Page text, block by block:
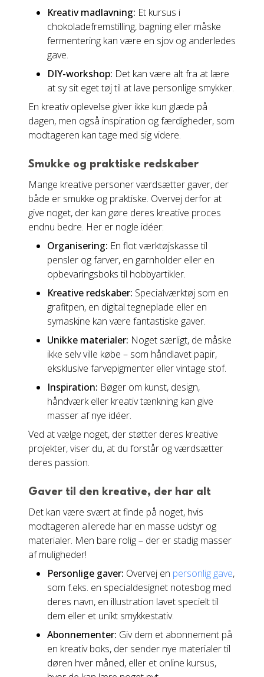
Kreativ madlavning: Et kursus i
chokoladefremstilling, bagning eller måske
fermentering kan være en sjov og anderledes
gave.
DIY-workshop: Det kan være alt fra at lære
at sy sit eget tøj til at lave personlige smykker.
En kreativ oplevelse giver ikke kun glæde på
dagen, men også inspiration og færdigheder, som
modtageren kan tage med sig videre.
Smukke og praktiske redskaber
Mange kreative personer værdsætter gaver, der
både er smukke og praktiske. Overvej derfor at
give noget, der kan gøre deres kreative proces
endnu bedre. Her er nogle idéer:
Organisering: En flot værktøjskasse til
pensler og farver, en garnholder eller en
opbevaringsboks til hobbyartikler.
Kreative redskaber: Specialværktøj som en
grafitpen, en digital tegneplade eller en
symaskine kan være fantastiske gaver.
Unikke materialer: Noget særligt, de måske
ikke selv ville købe – som håndlavet papir,
eksklusive farvepigmenter eller vintage stof.
Inspiration: Bøger om kunst, design,
håndværk eller kreativ tænkning kan give
masser af nye idéer.
Ved at vælge noget, der støtter deres kreative
projekter, viser du, at du forstår og værdsætter
deres passion.
Gaver til den kreative, der har alt
Det kan være svært at finde på noget, hvis
modtageren allerede har en masse udstyr og
materialer. Men bare rolig – der er stadig masser
af muligheder!
Personlige gaver: Overvej en personlig gave,
som f.eks. en specialdesignet notesbog med
deres navn, en illustration lavet specielt til
dem eller et unikt smykkestativ.
Abonnementer: Giv dem et abonnement på
en kreativ boks, der sender nye materialer til
døren hver måned, eller et online kursus,